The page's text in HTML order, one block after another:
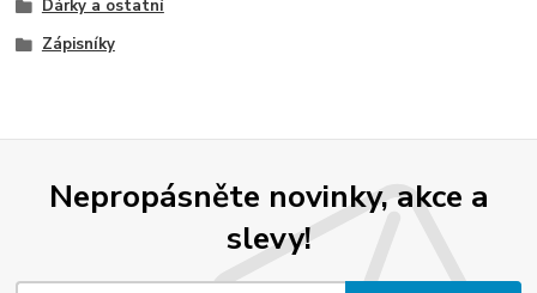
Dárky a ostatní
Zápisníky
Nepropásněte novinky, akce a
slevy!